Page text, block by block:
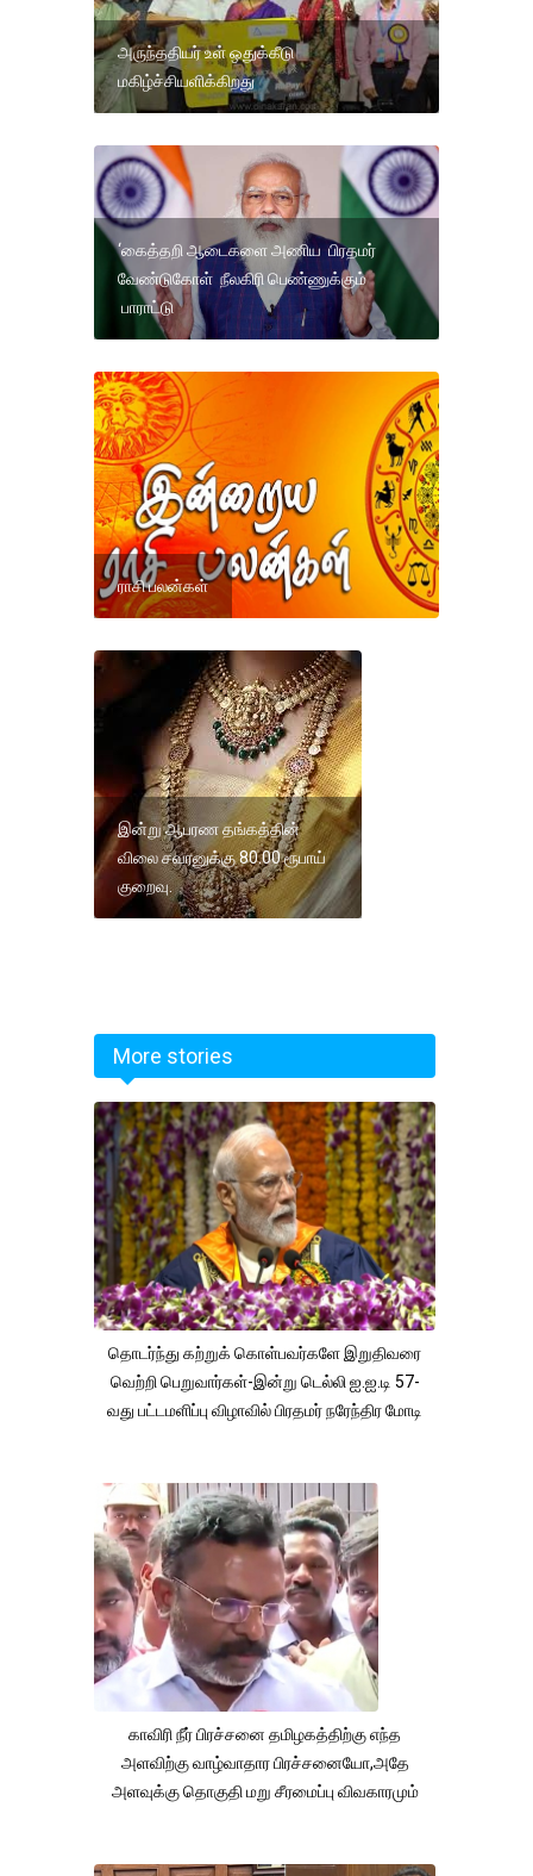
அருந்ததியர் உள் ஒதுக்கீடு
மகிழ்ச்சியளிக்கிறது
‘கைத்தறி ஆடைகளை அணிய பிரதமர்
வேண்டுகோள் நீலகிரி பெண்ணுக்கும்
பாராட்டு
ராசி பலன்கள்
இன்று ஆபரண தங்கத்தின்
விலை சவரனுக்கு 80.00 ரூபாய்
குறைவு.
More stories
தொடர்ந்து கற்றுக் கொள்பவர்களே இறுதிவரை
வெற்றி பெறுவார்கள்-இன்று டெல்லி ஐ.ஐ.டி 57-
வது பட்டமளிப்பு விழாவில் பிரதமர் நரேந்திர மோடி
காவிரி நீர் பிரச்சனை தமிழகத்திற்கு எந்த
அளவிற்கு வாழ்வாதார பிரச்சனையோ,அதே
அளவுக்கு தொகுதி மறு சீரமைப்பு விவகாரமும்